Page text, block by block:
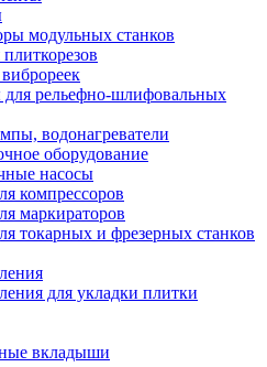
модульных станков
рельефно-шлифовальных
водонагреватели
оборудование
насосы
компрессоров
маркираторов
токарных и фрезерных станков
для укладки плитки
вкладыши